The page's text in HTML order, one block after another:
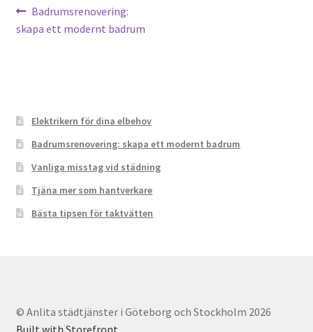
Post
navigation
Previous
post:
Badrumsrenovering:
skapa ett modernt badrum
Elektrikern för dina elbehov
Badrumsrenovering: skapa ett modernt badrum
Vanliga misstag vid städning
Tjäna mer som hantverkare
Bästa tipsen för taktvätten
© Anlita städtjänster i Göteborg och Stockholm 2026